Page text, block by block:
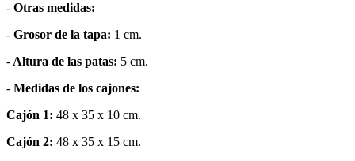
- Otras medidas:
- Grosor de la tapa: 1 cm.
- Altura de las patas: 5 cm.
- Medidas de los cajones:
Cajón 1: 48 x 35 x 10 cm.
Cajón 2: 48 x 35 x 15 cm.